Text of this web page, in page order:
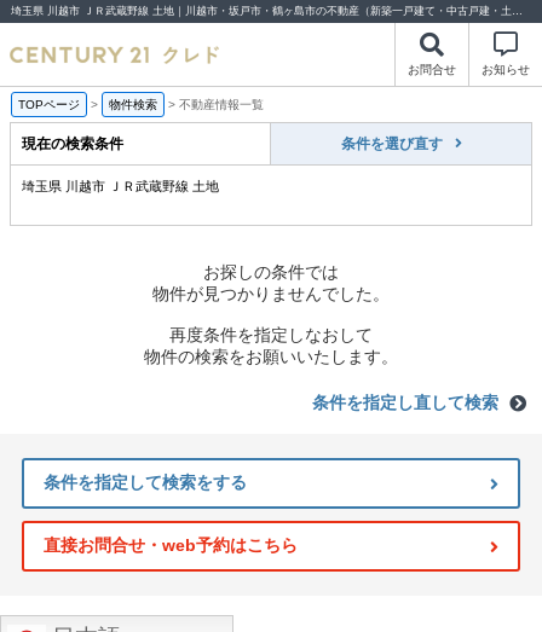
埼玉県 川越市 ＪＲ武蔵野線 土地｜川越市・坂戸市・鶴ヶ島市の不動産（新築一戸建て・中古戸建・土地・中古マンション）不動産売却はセンチュリー21クレド
お問合せ お知らせ
TOPページ > 物件検索 > 不動産情報一覧
現在の検索条件 条件を選び直す
埼玉県 川越市 ＪＲ武蔵野線 土地
お探しの条件では
物件が見つかりませんでした。
再度条件を指定しなおして
物件の検索をお願いいたします。
条件を指定し直して検索
条件を指定して検索をする
直接お問合せ・web予約はこちら